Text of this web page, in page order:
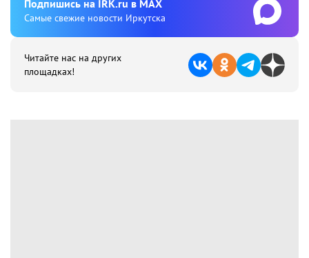
Подпишиcь на IRK.ru в MAX
Cамые свежие новости Иркутска
Читайте нас на других
площадках!